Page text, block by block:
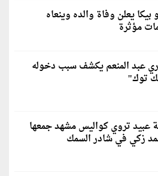
يعلن وفاة والده وينعاه
مؤثرة
عبد المنعم يكشف سبب دخوله
توك"
عبيد تروي كواليس مشهد جمعها
زكي في شادر السمك